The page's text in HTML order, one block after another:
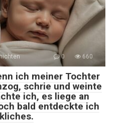
0 660
ich meiner Tochter
schrie und weinte
ich, es liege an
bald entdeckte ich